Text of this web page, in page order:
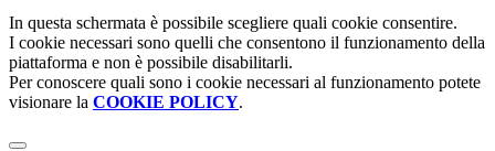
In questa schermata è possibile scegliere quali cookie consentire.
I cookie necessari sono quelli che consentono il funzionamento della
piattaforma e non è possibile disabilitarli.
Per conoscere quali sono i cookie necessari al funzionamento potete
visionare la COOKIE POLICY.